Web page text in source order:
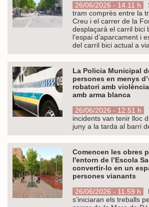
26/06/2026 - 14.11 h
tram comprès entre la
Creu i el carrer de la
desplaçarà el carril bici
l’espai d’aparcament i
del carril bici actual a
La Policia Municipal
persones en menys
robatori amb
amb arma blanca
26/06/2026 - 12.51 h
incidents van tenir lloc
juny a la tarda al barri
Comencen les obres
l'entorn de l’Escola
convertir-lo en un
persones vianants
26/06/2026 - 11.59 h
s’iniciaran els treballs